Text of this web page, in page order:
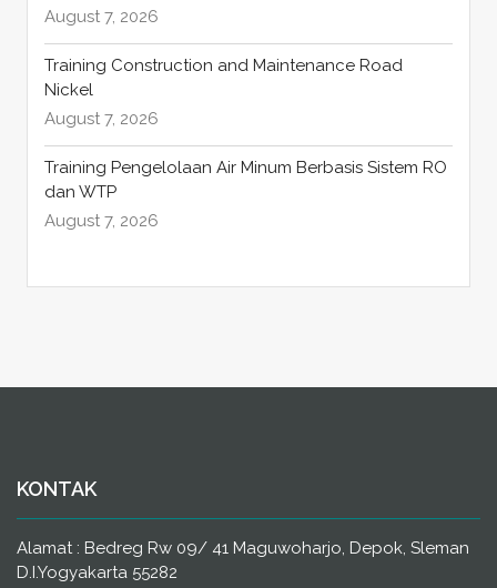
August 7, 2026
Training Construction and Maintenance Road
Nickel
August 7, 2026
Training Pengelolaan Air Minum Berbasis Sistem RO
dan WTP
August 7, 2026
KONTAK
Alamat : Bedreg Rw 09/ 41 Maguwoharjo, Depok, Sleman
D.I.Yogyakarta 55282